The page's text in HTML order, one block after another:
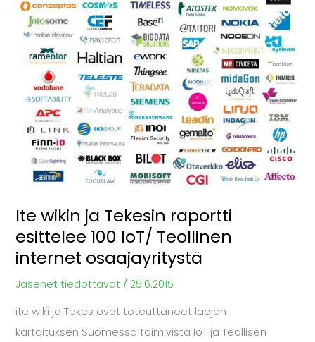
Ite wikin ja Tekesin raportti
esittelee 100 IoT/ Teollinen
internet osaajayritystä
Jäsenet tiedottavat / 25.6.2015
ite wiki ja Tekes ovat toteuttaneet laajan
kartoituksen Suomessa toimivista IoT ja Teollisen
raportti
esittelee
100
Teollinen
internet
osaajayritystä